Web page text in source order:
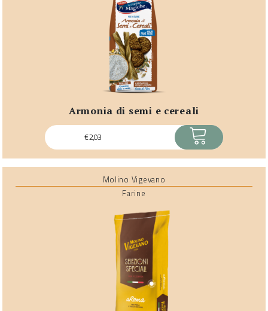
armonia di semi e cereali
€2,03 ACQUISTA
Molino Vigevano
Farine